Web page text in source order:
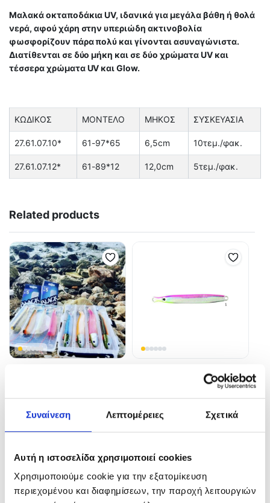
Συναίνεση Λεπτομέρειες Σχετικά
Αυτή η ιστοσελίδα χρησιμοποιεί cookies
Χρησιμοποιούμε cookie για την εξατομίκευση
περιεχομένου και διαφημίσεων, την παροχή λειτουργιών
Μαλακά οκταποδάκια UV, ιδανικά για μεγάλα βάθη ή θολά
νερά, αφού χάρη στην υπεριώδη ακτινοβολία
φωσφορίζουν πάρα πολύ και γίνονται ασυναγώνιστα.
Διατίθενται σε δύο μήκη και σε δύο χρώματα UV και
τέσσερα χρώματα UV και Glow.
ΚΩΔΙΚΟΣ ΜΟΝΤΕΛΟ ΜΗΚΟΣ ΣΥΣΚΕΥΑΣΙΑ
27.61.07.10* 61-97*65 6,5cm 10τεμ./φακ.
27.61.07.12* 61-89*12 12,0cm 5τεμ./φακ.
Related products
Επιλογή
In Stock